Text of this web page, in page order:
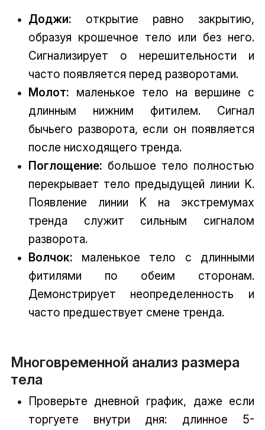
Доджи: открытие равно закрытию,
образуя крошечное тело или без него.
Сигнализирует о нерешительности и
часто появляется перед разворотами.
Молот: маленькое тело на вершине с
длинным нижним фитилем. Сигнал
бычьего разворота, если он появляется
после нисходящего тренда.
Поглощение: большое тело полностью
перекрывает тело предыдущей линии K.
Появление линии K на экстремумах
тренда служит сильным сигналом
разворота.
Волчок: маленькое тело с длинными
фитилями по обеим сторонам.
Демонстрирует неопределенность и
часто предшествует смене тренда.
Многовременной анализ размера
тела
Проверьте дневной график, даже если
торгуете внутри дня: длинное 5-